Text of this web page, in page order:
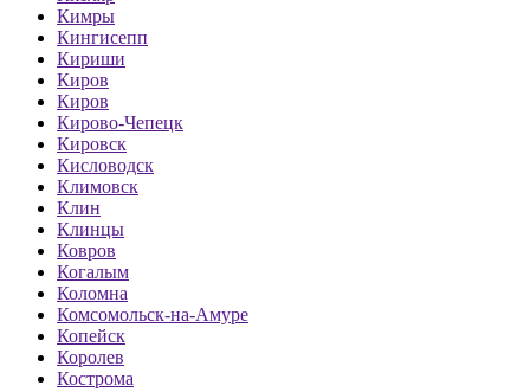
Кимры
Кингисепп
Кириши
Киров
Киров
Кирово-Чепецк
Кировск
Кисловодск
Климовск
Клин
Клинцы
Ковров
Когалым
Коломна
Комсомольск-на-Амуре
Копейск
Королев
Кострома